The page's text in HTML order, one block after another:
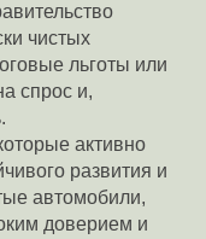
чистых
льготы или
спрос и,
активно
развития и
автомобили,
доверием и